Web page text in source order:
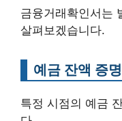
금융거래확인서는
살펴보겠습니다.
예금 잔액 증
특정 시점의 예금